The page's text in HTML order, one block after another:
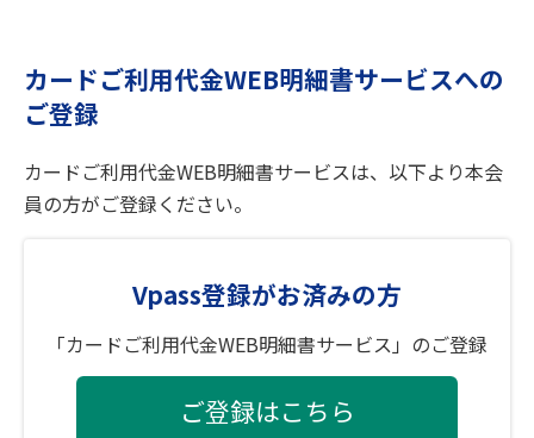
カードご利用代金WEB明細書サービスへの
ご登録
カードご利用代金WEB明細書サービスは、以下より本会
員の方がご登録ください。
Vpass登録がお済みの方
「カードご利用代金WEB明細書サービス」のご登録
ご登録はこちら